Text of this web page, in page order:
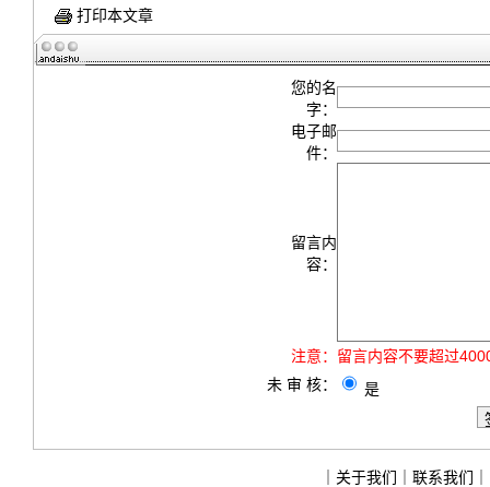
打印本文章
您的名
字：
电子邮
件：
留言内
容：
注意： 留言内容不要超过
未 审 核：
是
关于我们 联系我们